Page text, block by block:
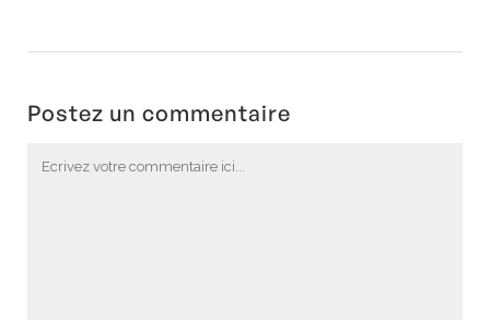
Postez un commentaire